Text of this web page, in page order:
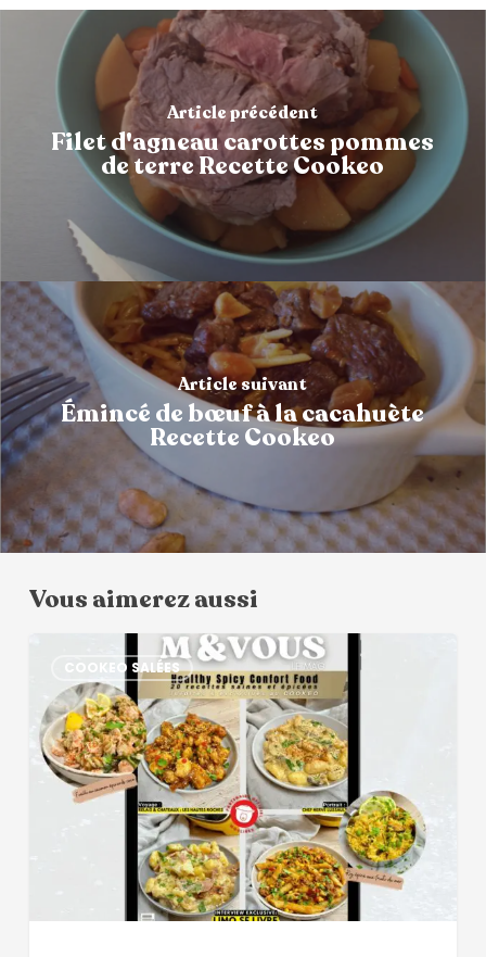
Article précédent
Filet d'agneau carottes pommes
de terre Recette Cookeo
Article suivant
Émincé de bœuf à la cacahuète
Recette Cookeo
Vous aimerez aussi
COOKEO SALÉES